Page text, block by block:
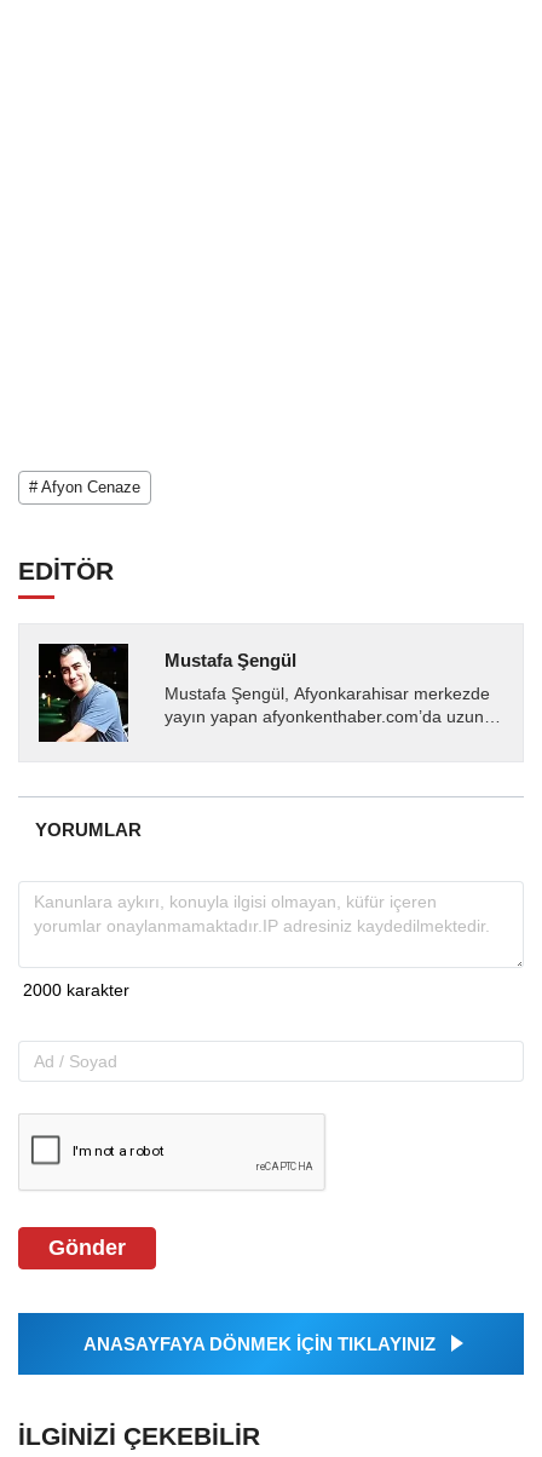
# Afyon Cenaze
EDİTÖR
Mustafa Şengül
Mustafa Şengül, Afyonkarahisar merkezde
yayın yapan afyonkenthaber.com’da uzun
almakta, haber akışı...
YORUMLAR
Gönder
ANASAYFAYA DÖNMEK İÇİN TIKLAYINIZ
İLGINIZI ÇEKEBILIR